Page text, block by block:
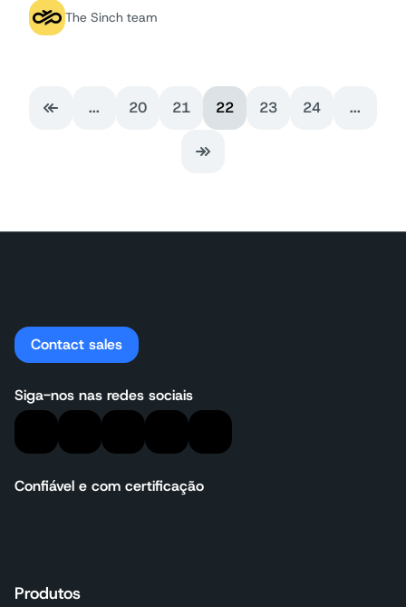
The Sinch team
Primeira página
... 20 21 22 23 24 ...
Contact sales
Siga-nos nas redes sociais
Confiável e com certificação
Produtos